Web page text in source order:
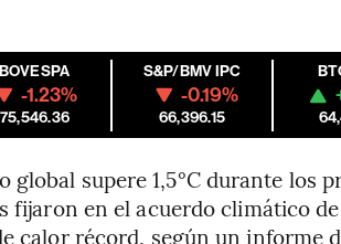
-1.23%
S&P/BMV IPC
-0.19%
66,396.15
supere 1,5°C durante los
fijaron en el acuerdo climático
calor récord, según un informe